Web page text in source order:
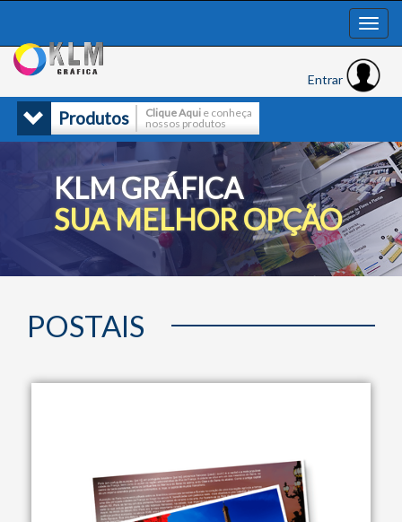
Entrar
Produtos Clique Aqui e conheça
nossos produtos
KLM GRÁFICA
SUA MELHOR OPÇÃO
POSTAIS